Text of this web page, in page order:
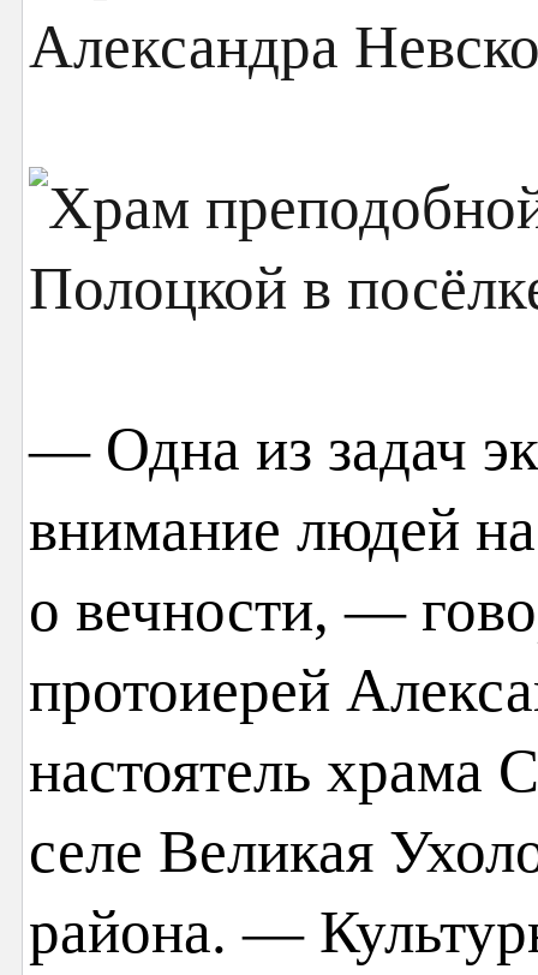
— Одна из задач
внимание людей
о вечности, —
протоиерей
настоятель храма
селе Великая
района. —